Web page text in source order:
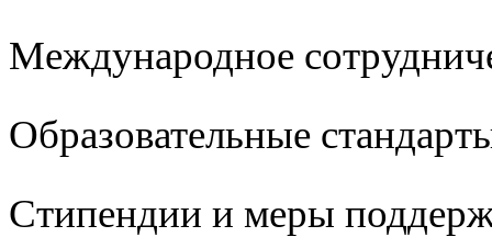
Международное
Образовательные
Стипендии и меры